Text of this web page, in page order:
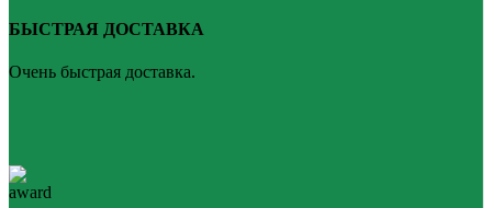
БЫСТРАЯ ДОСТАВКА
Очень быстрая доставка.